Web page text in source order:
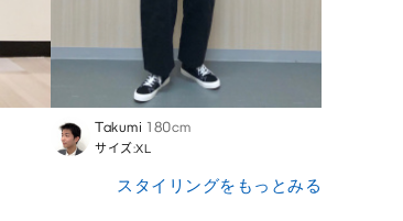
Takumi 180cm
サイズ:XL
スタイリングをもっとみる